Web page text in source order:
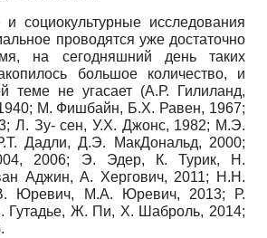
и социокультурные исследования
проводятся уже достаточно
на сегодняшний день таких
большое количество, и
теме не угасает (А.Р. Гилиланд,
М. Фишбайн, Б.Х. Равен, 1967;
Л. Зу- сен, У.Х. Джонс, 1982; М.Э.
Дадли, Д.Э. МакДональд, 2000;
2006; Э. Эдер, К. Турик, Н.
Аджин, А. Хергович, 2011; Н.Н.
Юревич, М.А. Юревич, 2013; Р.
Гутадье, Ж. Пи, Х. Шаброль, 2014;